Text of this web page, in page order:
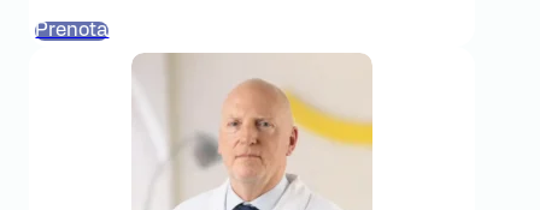
Prenota